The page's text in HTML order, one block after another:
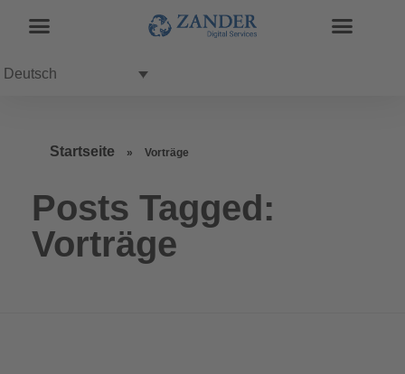
Deutsch
Startseite » Vorträge
Posts Tagged:
Vorträge